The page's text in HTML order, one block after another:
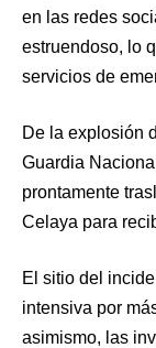
en las redes
estruendoso, lo
servicios de
De la explosión
Guardia
prontamente
Celaya para
El sitio del
intensiva por
asimismo, las